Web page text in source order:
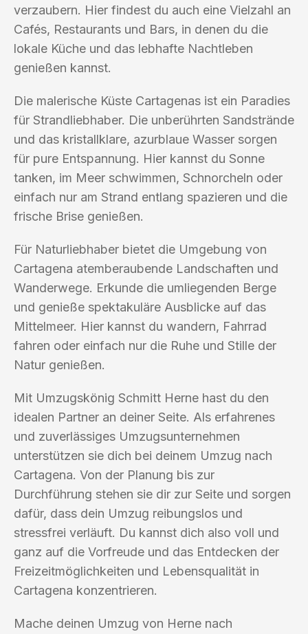
verzaubern. Hier findest du auch eine Vielzahl an
Cafés, Restaurants und Bars, in denen du die
lokale Küche und das lebhafte Nachtleben
genießen kannst.
Die malerische Küste Cartagenas ist ein Paradies
für Strandliebhaber. Die unberührten Sandstrände
und das kristallklare, azurblaue Wasser sorgen
für pure Entspannung. Hier kannst du Sonne
tanken, im Meer schwimmen, Schnorcheln oder
einfach nur am Strand entlang spazieren und die
frische Brise genießen.
Für Naturliebhaber bietet die Umgebung von
Cartagena atemberaubende Landschaften und
Wanderwege. Erkunde die umliegenden Berge
und genieße spektakuläre Ausblicke auf das
Mittelmeer. Hier kannst du wandern, Fahrrad
fahren oder einfach nur die Ruhe und Stille der
Natur genießen.
Mit Umzugskönig Schmitt Herne hast du den
idealen Partner an deiner Seite. Als erfahrenes
und zuverlässiges Umzugsunternehmen
unterstützen sie dich bei deinem Umzug nach
Cartagena. Von der Planung bis zur
Durchführung stehen sie dir zur Seite und sorgen
dafür, dass dein Umzug reibungslos und
stressfrei verläuft. Du kannst dich also voll und
ganz auf die Vorfreude und das Entdecken der
Freizeitmöglichkeiten und Lebensqualität in
Cartagena konzentrieren.
Mache deinen Umzug von Herne nach